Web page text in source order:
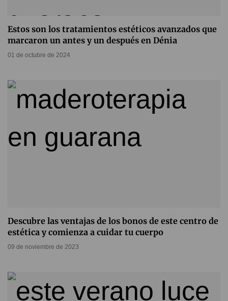
Estos son los tratamientos estéticos avanzados que
marcaron un antes y un después en Dénia
01 de octubre de 2024
Descubre las ventajas de los bonos de este centro de
estética y comienza a cuidar tu cuerpo
09 de noviembre de 2023